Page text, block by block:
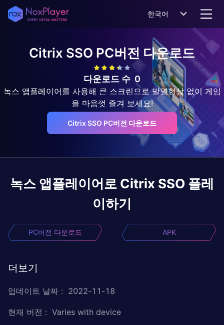
한국어
Citrix SSO PC버전 다운로드
다운로드 수 0
녹스 앱플레이어를 사용해 큰 스크린으로 발열현상 없이 게임
을 마음껏 즐겨 보세요!
Citrix SSO PC버전 다운로드
녹스 앱플레이어로 Citrix SSO 플레
이하기
PC버전 다운로드 APK
더보기
업데이트 날짜 : 2022-11-18
현재 버전 : Varies with device